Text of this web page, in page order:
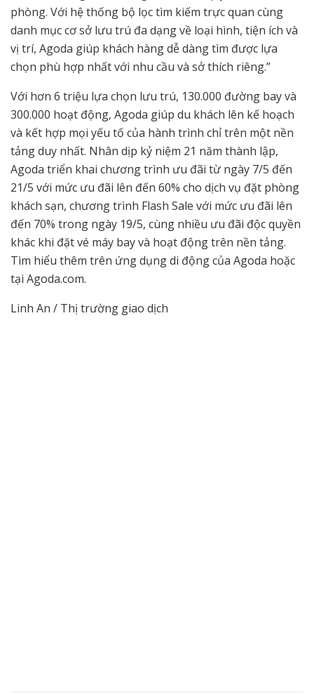
phòng. Với hệ thống bộ lọc tìm kiếm trực quan cùng
danh mục cơ sở lưu trú đa dạng về loại hình, tiện ích và
vị trí, Agoda giúp khách hàng dễ dàng tìm được lựa
chọn phù hợp nhất với nhu cầu và sở thích riêng.”
Với hơn 6 triệu lựa chọn lưu trú, 130.000 đường bay và
300.000 hoạt động, Agoda giúp du khách lên kế hoạch
và kết hợp mọi yếu tố của hành trình chỉ trên một nền
tảng duy nhất. Nhân dịp kỷ niệm 21 năm thành lập,
Agoda triển khai chương trình ưu đãi từ ngày 7/5 đến
21/5 với mức ưu đãi lên đến 60% cho dịch vụ đặt phòng
khách sạn, chương trình Flash Sale với mức ưu đãi lên
đến 70% trong ngày 19/5, cùng nhiều ưu đãi độc quyền
khác khi đặt vé máy bay và hoạt động trên nền tảng.
Tìm hiểu thêm trên ứng dụng di động của Agoda hoặc
tại Agoda.com.
Linh An / Thị trường giao dịch